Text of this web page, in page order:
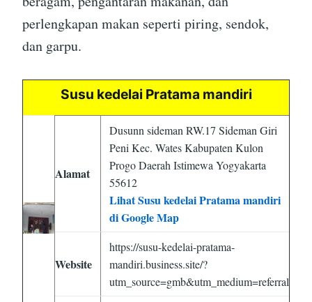
perlengkapan makan seperti piring, sendok,
dan garpu.
Susu kedelai Pratama mandiri
Alamat
Dusunn sideman RW.17 Sideman Giri
Peni Kec. Wates Kabupaten Kulon
Progo Daerah Istimewa Yogyakarta
55612
Lihat Susu kedelai Pratama mandiri
di Google Map
Website
https://susu-kedelai-pratama-
mandiri.business.site/?
utm_source=gmb&utm_medium=referral